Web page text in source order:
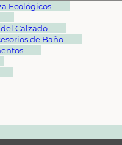
Ecológicos
Calzado
de Baño